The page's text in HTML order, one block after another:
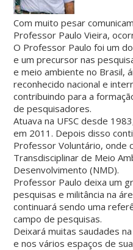
Com muito pesar
Professor Paulo Vieira,
O Professor Paulo foi um
e um precursor nas
e meio ambiente no Brasil,
reconhecido nacional e
contribuindo para a
de pesquisadores.
Atuava na UFSC desde
em 2011. Depois disso
Professor Voluntário, onde
Transdisciplinar de Meio
Desenvolvimento (NMD).
Professor Paulo deixa um
pesquisas e militância na
continuará sendo uma
campo de pesquisas.
Deixará muitas saudades
e nos vários espaços de